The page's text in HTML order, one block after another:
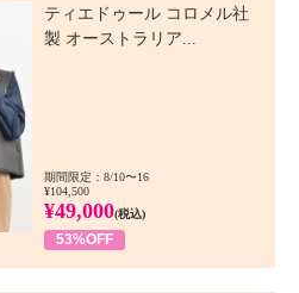
ティエドゥール コロメル社
製 オーストラリア...
期間限定：8/10〜16
¥104,500
¥49,000(税込)
53%OFF